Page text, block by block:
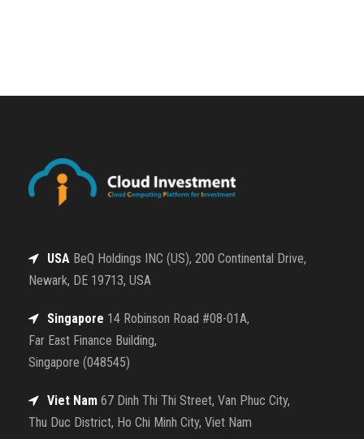
USA BeQ Holdings INC (US), 200 Continental Drive,
Newark, DE 19713, USA
Singapore 14 Robinson Road #08-01A,
Far East Finance Building,
Singapore (048545)
Viet Nam 67 Dinh Thi Thi Street, Van Phuc City,
Thu Duc District, Ho Chi Minh City, Viet Nam